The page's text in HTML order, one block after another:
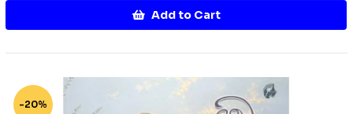
Add to Cart
-20%